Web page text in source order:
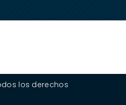
los derechos